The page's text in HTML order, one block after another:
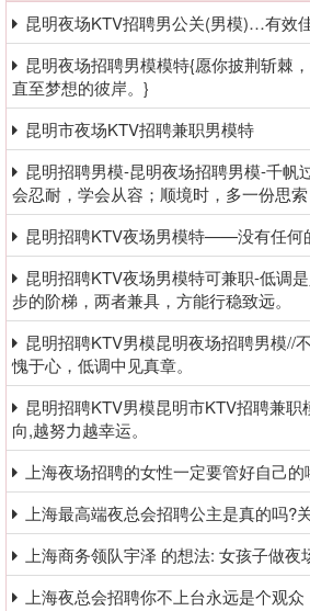
昆明夜场KTV招聘男公关(男模)…有效
昆明夜场招聘男模模特{愿你披荆斩棘
直至梦想的彼岸。}
昆明市夜场KTV招聘兼职男模特
昆明招聘男模-昆明夜场招聘男模-千帆
会忍耐，学会从容；顺境时，多一份思
昆明招聘KTV夜场男模特——没有任何
昆明招聘KTV夜场男模特可兼职-低调
步的阶梯，两者兼具，方能行稳致远。
昆明招聘KTV男模昆明夜场招聘男模//
愧于心，低调中见真章。
昆明招聘KTV男模昆明市KTV招聘兼
向,越努力越幸运。
上海夜场招聘的女性一定要管好自己的
上海最高端夜总会招聘公主是真的吗?
上海商务领队宇泽 的想法: 女孩子做夜
上海夜总会招聘你不上台永远是个观众